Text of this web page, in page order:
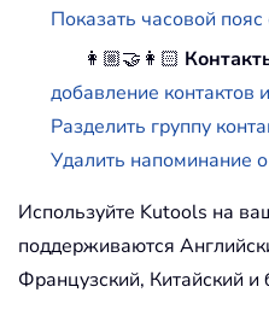
Показать часовой пояс
👩🏼‍🤝‍👩🏻
добавление контактов
Разделить группу
Удалить напоминание
Используйте Kutools на
поддерживаются
Французский, Китайский и